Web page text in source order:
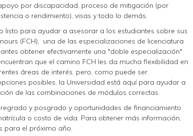
por discapacidad, proceso de mitigación (por
o rendimiento), visas y todo lo demás.
para ayudar a asesorar a los estudiantes sobre sus
(FCH), una de las especializaciones de licenciatura
obtener efectivamente una "doble especialización"
que el camino FCH les da mucha flexibilidad en
áreas de interés, pero, como puede ser
posibles, la Universidad está aquí para ayudar a
de las combinaciones de módulos correctas.
y posgrado y oportunidades de financiamiento
o costo de vida. Para obtener más información,
para el próximo año.